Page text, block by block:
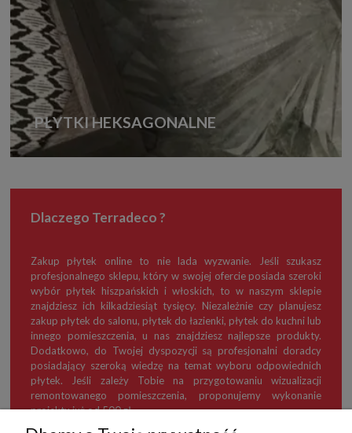
PŁYTKI HEKSAGONALNE
Dlaczego Terradeco ?
Zakup płytek online to nie lada wyzwanie. Jeśli szukasz
profesjonalnego sklepu, który w swojej ofercie posiada szeroki
wybór płytek hiszpańskich i włoskich, to w naszym sklepie
znajdziesz ich kilkadziesiąt tysięcy. Niezależnie czy planujesz
zakup płytek do salonu, płytek do łazienki, płytek do kuchni lub
innego pomieszczenia, u nas znajdziesz najlepsze produkty.
Dodatkowo, do Twojej dyspozycji są profesjonalni doradcy
posiadający szeroką wiedzę na temat wyboru odpowiednich
płytek. Jeśli zależy Tobie na przygotowaniu wizualizacji
remontowanego pomieszczenia, proponujemy wykonanie
projektu już od 500 zł.